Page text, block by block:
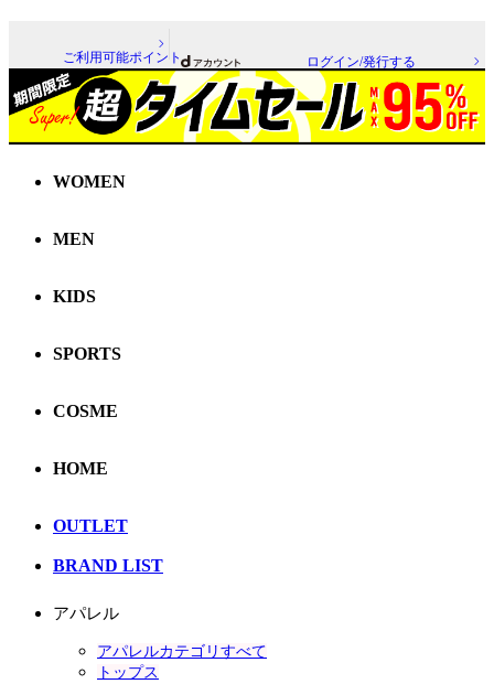
ご利用可能ポイント ログイン/発行する
WOMEN
MEN
KIDS
SPORTS
COSME
HOME
OUTLET
BRAND LIST
アパレル
アパレルカテゴリすべて
トップス